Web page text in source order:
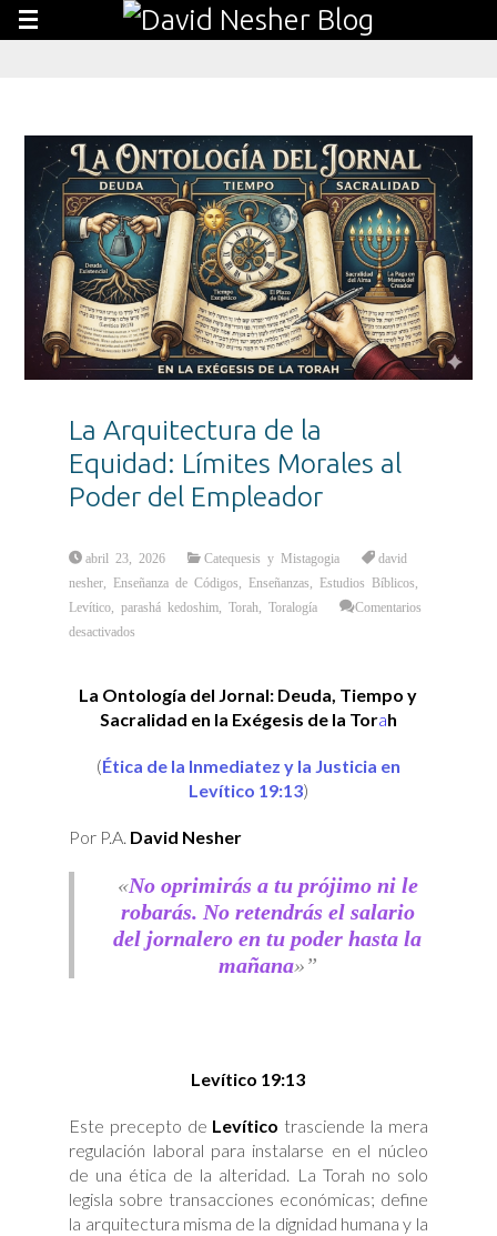
La Arquitectura de la
Equidad: Límites Morales al
Poder del Empleador
abril 23, 2026 Catequesis y Mistagogia
david
nesher
Enseñanza de Códigos Enseñanzas Estudios Bíblicos
Levítico ,parashá kedoshim ,Torah ,Toralogía
Comentarios
desactivados
Equidad:
Límites
Morales
Empleador
La Ontología del Jornal: Deuda, Tiempo y
Sacralidad en la Exégesis de la Torah
(Ética de la Inmediatez y la Justicia en
Levítico 19:13)
Por P.A. David Nesher
«No oprimirás a tu prójimo ni le
robarás. No retendrás el salario
del jornalero en tu poder hasta la
mañana»
Levítico 19:13
Este precepto de Levítico trasciende la mera
regulación laboral para instalarse en el núcleo
de una ética de la alteridad. La Torah no solo
legisla sobre transacciones económicas; define
la arquitectura misma de la dignidad humana y la